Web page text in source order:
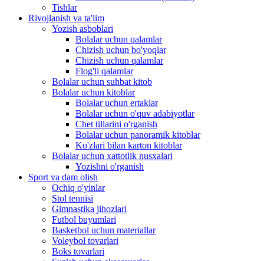
Tishlar
Rivojlanish va ta'lim
Yozish asboblari
Bolalar uchun qalamlar
Chizish uchun bo'yoqlar
Chizish uchun qalamlar
Flog'li qalamlar
Bolalar uchun suhbat kitob
Bolalar uchun kitoblar
Bolalar uchun ertaklar
Bolalar uchun o'quv adabiyotlar
Chet tillarini o'rganish
Bolalar uchun panoramik kitoblar
Ko'zlari bilan karton kitoblar
Bolalar uchun xattotlik nusxalari
Yozishni o'rganish
Sport va dam olish
Ochiq o'yinlar
Stol tennisi
Gimnastika jihozlari
Futbol buyumlari
Basketbol uchun materiallar
Voleybol tovarlari
Boks tovarlari